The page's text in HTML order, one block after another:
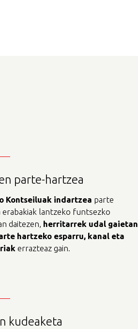
parte-hartzea
Kontseiluak indartzea parte
erabakiak lantzeko funtsezko
daitezen, herritarrek udal gaietan
hartzeko esparru, kanaleta
errazteaz gain.
kudeaketa